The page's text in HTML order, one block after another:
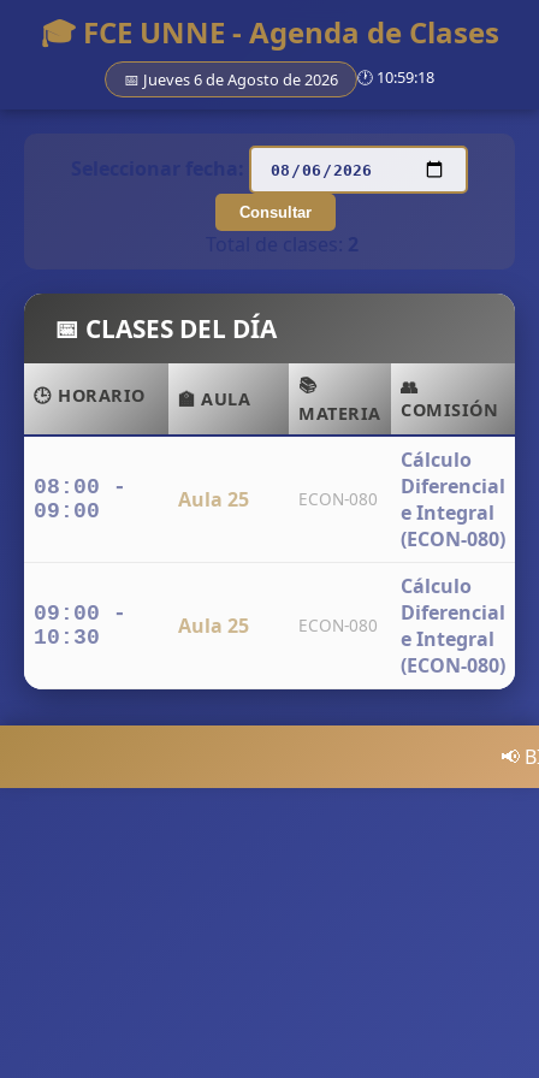
🎓 FCE UNNE - Agenda de Clases
📅 Jueves 6 de Agosto de 2026 🕐 10:59:18
Consultar
📅 CLASES DEL DÍA
🕒 HORARIO 🏫 AULA
📚
MATERIA
👥
COMISIÓN
08:00 -
09:00
Aula 25 ECON-080
Cálculo
Diferencial
e Integral
(ECON-080)
09:00 -
10:30
Aula 25 ECON-080
Cálculo
Diferencial
e Integral
(ECON-080)
📢